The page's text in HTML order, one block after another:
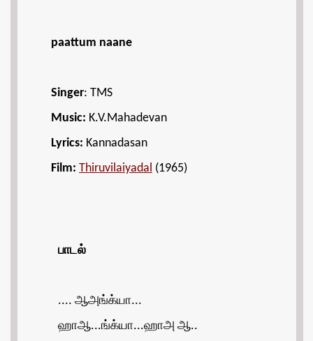
paattum naane
Singer: TMS
Music: K.V.Mahadevan
Lyrics: Kannadasan
Film: Thiruvilaiyadal (1965)
பாடல்
.... ஆஅங்க்யா...
ஹாஆ...ங்க்யா...ஹாஅ ஆ..